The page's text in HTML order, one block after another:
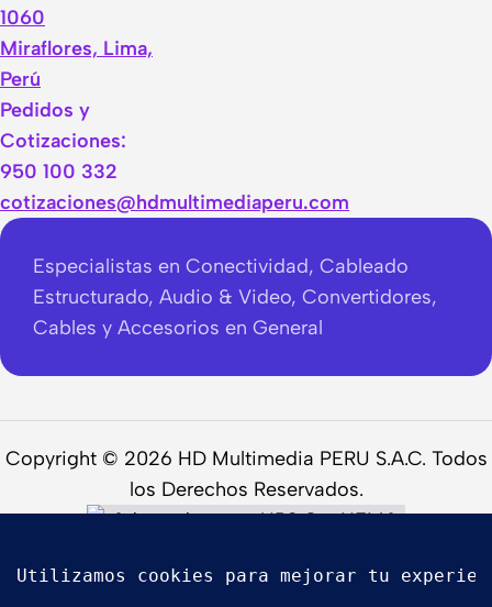
1060
Miraflores, Lima,
Perú
Pedidos y
Cotizaciones:
950 100 332
cotizaciones@hdmultimediaperu.com
Especialistas en Conectividad, Cableado
Estructurado, Audio & Video, Convertidores,
Cables y Accesorios en General
Copyright © 2026 HD Multimedia PERU S.A.C. Todos
los Derechos Reservados.